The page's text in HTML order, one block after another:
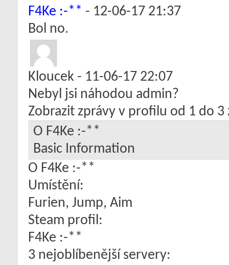
F4Ke :-** - 12-06-17 21:37
Bol no.
Kloucek - 11-06-17 22:07
Nebyl jsi náhodou admin?
Zobrazit zprávy v profilu od 1 do 3
O F4Ke :-**
Basic Information
O F4Ke :-**
Umístění:
Furien, Jump, Aim
Steam profil:
F4Ke :-**
3 nejoblíbenější servery: